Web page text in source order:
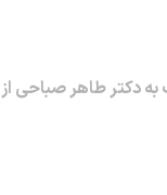
به دکتر طاهر صباحی